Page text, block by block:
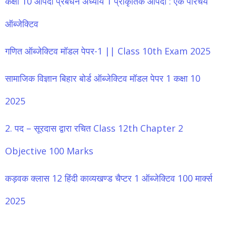
ऑब्जेक्टिव
गणित ऑब्जेक्टिव मॉडल पेपर-1 || Class 10th Exam 2025
सामाजिक विज्ञान बिहार बोर्ड ऑब्जेक्टिव मॉडल पेपर 1 कक्षा 10
2025
2. पद – सूरदास द्वारा रचित Class 12th Chapter 2
Objective 100 Marks
कड़वक क्लास 12 हिंदी काव्यखण्ड चैप्टर 1 ऑब्जेक्टिव 100 मार्क्स
2025